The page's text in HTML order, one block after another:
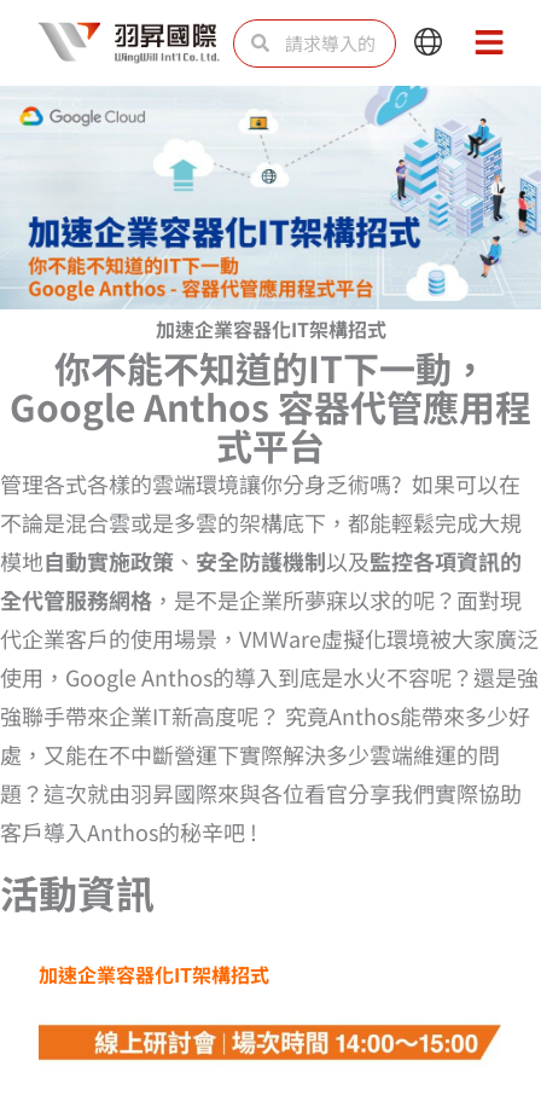
内
SearchSearch
Main
Main
加速企業容器化IT架構招式
你不能不知道的IT下一動，
Google Anthos 容器代管應用程
式平台
管理各式各樣的雲端環境讓你分身乏術嗎? 如果可以在
不論是混合雲或是多雲的架構底下，都能輕鬆完成大規
模地自動實施政策 、 安全防護機制以及監控各項資訊的
全代管服務網格 ，是不是企業所夢寐以求的呢？面對現
代企業客戶的使用場景，VMWare虛擬化環境被大家廣泛
使用，Google Anthos的導入到底是水火不容呢？還是強
強聯手帶來企業IT新高度呢？ 究竟Anthos能帶來多少好
處，又能在不中斷營運下實際解決多少雲端維運的問
題？這次就由羽昇國際來與各位看官分享我們實際協助
客戶導入Anthos的秘辛吧 !
活動資訊
加速企業容器化IT架構招式